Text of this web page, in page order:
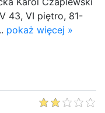
43, VI piętro, 81-
pokaż więcej »